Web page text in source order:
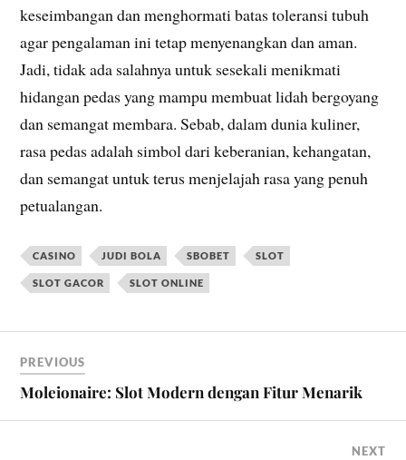
keseimbangan dan menghormati batas toleransi tubuh
agar pengalaman ini tetap menyenangkan dan aman.
Jadi, tidak ada salahnya untuk sesekali menikmati
hidangan pedas yang mampu membuat lidah bergoyang
dan semangat membara. Sebab, dalam dunia kuliner,
rasa pedas adalah simbol dari keberanian, kehangatan,
dan semangat untuk terus menjelajah rasa yang penuh
petualangan.
CASINO JUDI BOLA SBOBET SLOT
SLOT GACOR SLOT ONLINE
PREVIOUS
Moleionaire: Slot Modern dengan Fitur Menarik
NEXT